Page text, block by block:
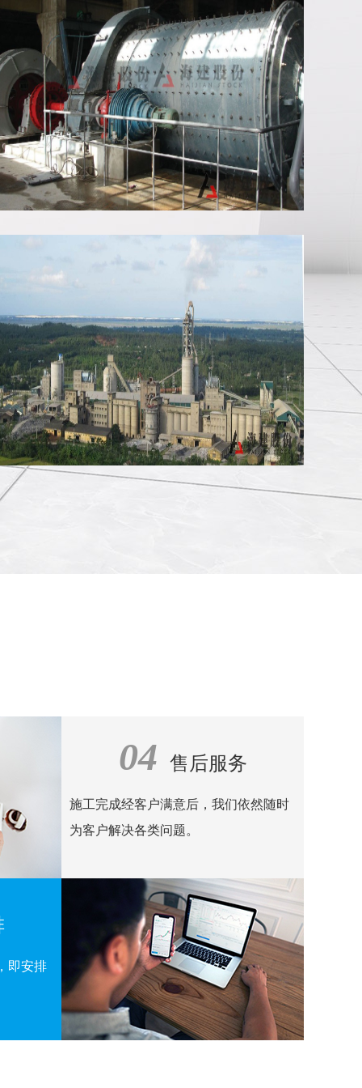
管磨机安装现场
即安排
04 售后服务
施工完成经客户满意后，我们依然随时
为客户解决各类问题。